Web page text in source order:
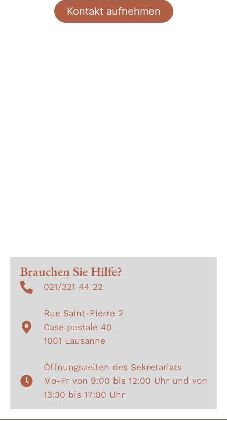
Kontakt aufnehmen
Brauchen Sie Hilfe?
021/321 44 22
Rue Saint-Pierre 2
Case postale 40
1001 Lausanne
Öffnungszeiten des Sekretariats
Mo-Fr von 9:00 bis 12:00 Uhr und von
13:30 bis 17:00 Uhr